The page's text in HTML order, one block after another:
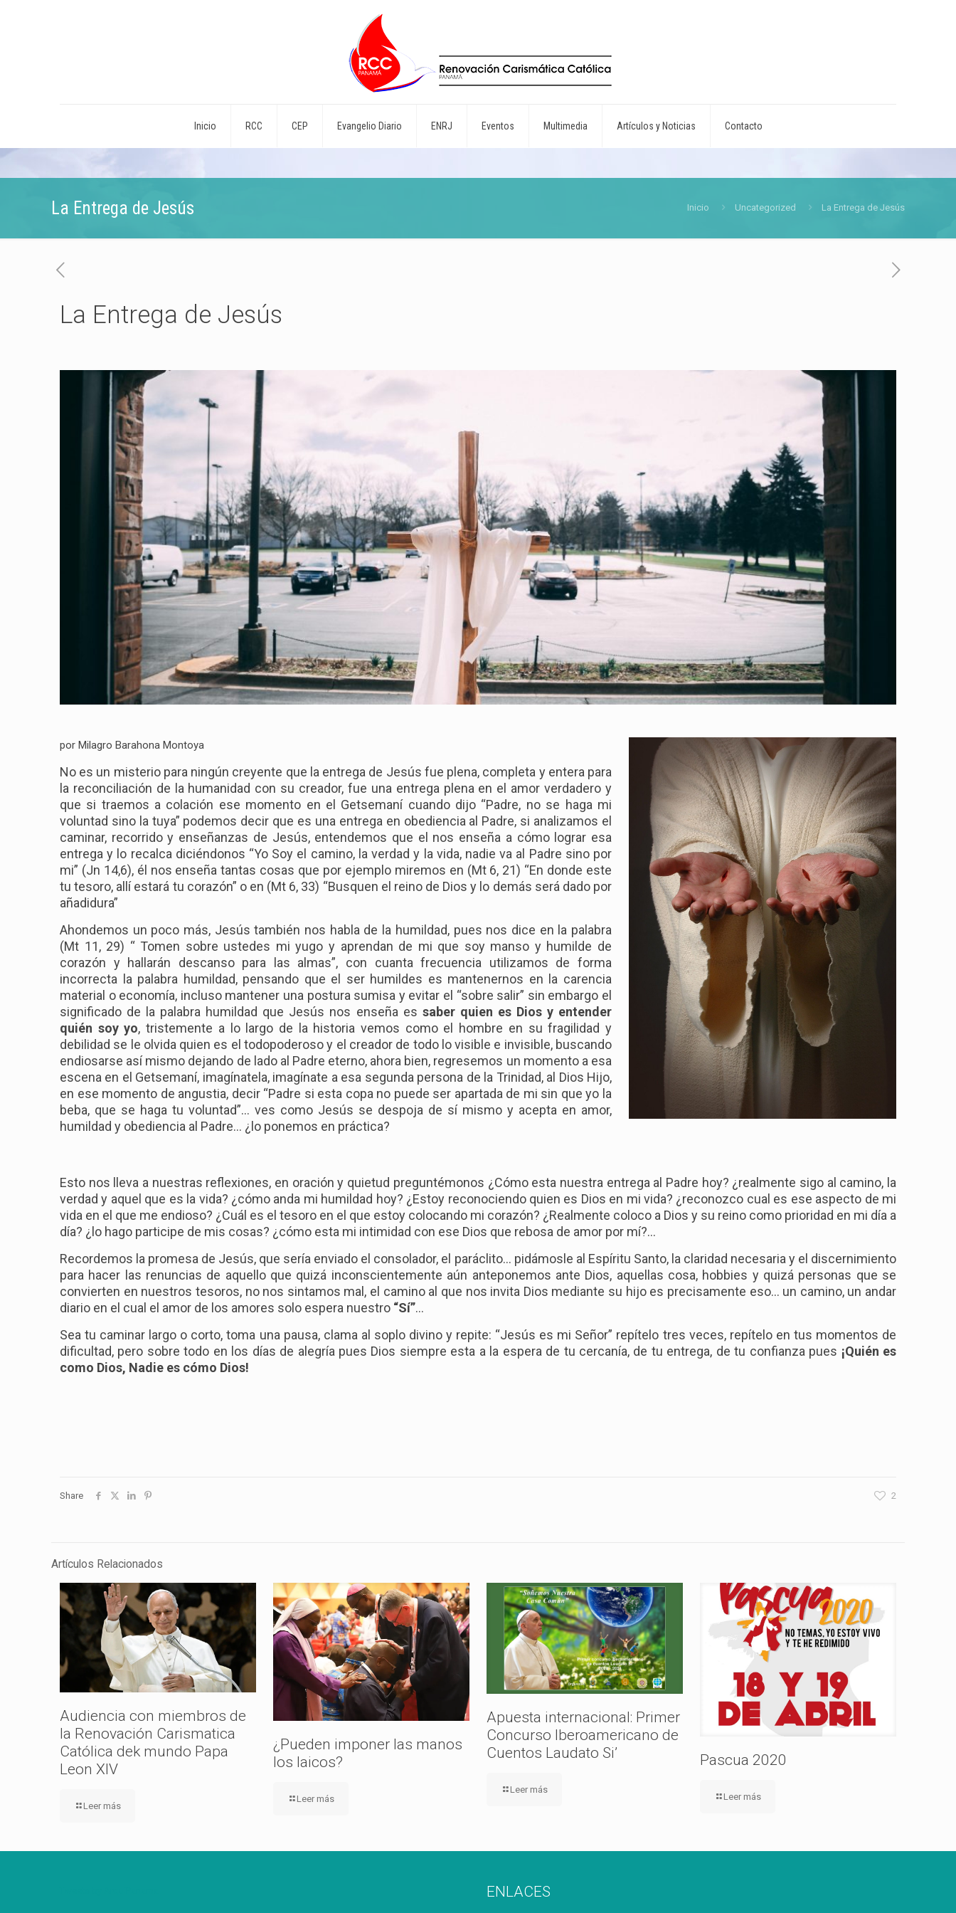
Inicio RCC CEP Evangelio Diario ENRJ Eventos Multimedia Artículos y Noticias Contacto
La Entrega de Jesús Inicio Uncategorized La Entrega de Jesús
La Entrega de Jesús
por Milagro Barahona Montoya
No es un misterio para ningún creyente que la entrega de Jesús fue plena, completa y entera para
la reconciliación de la humanidad con su creador, fue una entrega plena en el amor verdadero y
que si traemos a colación ese momento en el Getsemaní cuando dijo “Padre, no se haga mi
voluntad sino la tuya” podemos decir que es una entrega en obediencia al Padre, si analizamos el
caminar, recorrido y enseñanzas de Jesús, entendemos que el nos enseña a cómo lograr esa
entrega y lo recalca diciéndonos “Yo Soy el camino, la verdad y la vida, nadie va al Padre sino por
mi” (Jn 14,6), él nos enseña tantas cosas que por ejemplo miremos en (Mt 6, 21) “En donde este
tu tesoro, allí estará tu corazón” o en (Mt 6, 33) “Busquen el reino de Dios y lo demás será dado por
añadidura”
Ahondemos un poco más, Jesús también nos habla de la humildad, pues nos dice en la palabra
(Mt 11, 29) “ Tomen sobre ustedes mi yugo y aprendan de mi que soy manso y humilde de
corazón y hallarán descanso para las almas”, con cuanta frecuencia utilizamos de forma
incorrecta la palabra humildad, pensando que el ser humildes es mantenernos en la carencia
material o economía, incluso mantener una postura sumisa y evitar el “sobre salir” sin embargo el
significado de la palabra humildad que Jesús nos enseña es saber quien es Dios y entender
quién soy yo, tristemente a lo largo de la historia vemos como el hombre en su fragilidad y
debilidad se le olvida quien es el todopoderoso y el creador de todo lo visible e invisible, buscando
endiosarse así mismo dejando de lado al Padre eterno, ahora bien, regresemos un momento a esa
escena en el Getsemaní, imagínatela, imagínate a esa segunda persona de la Trinidad, al Dios Hijo,
en ese momento de angustia, decir “Padre si esta copa no puede ser apartada de mi sin que yo la
beba, que se haga tu voluntad”… ves como Jesús se despoja de sí mismo y acepta en amor,
humildad y obediencia al Padre… ¿lo ponemos en práctica?
Esto nos lleva a nuestras reflexiones, en oración y quietud preguntémonos ¿Cómo esta nuestra entrega al Padre hoy? ¿realmente sigo al camino, la
verdad y aquel que es la vida? ¿cómo anda mi humildad hoy? ¿Estoy reconociendo quien es Dios en mi vida? ¿reconozco cual es ese aspecto de mi
vida en el que me endioso? ¿Cuál es el tesoro en el que estoy colocando mi corazón? ¿Realmente coloco a Dios y su reino como prioridad en mi día a
día? ¿lo hago participe de mis cosas? ¿cómo esta mi intimidad con ese Dios que rebosa de amor por mí?...
Recordemos la promesa de Jesús, que sería enviado el consolador, el paráclito… pidámosle al Espíritu Santo, la claridad necesaria y el discernimiento
para hacer las renuncias de aquello que quizá inconscientemente aún anteponemos ante Dios, aquellas cosa, hobbies y quizá personas que se
convierten en nuestros tesoros, no nos sintamos mal, el camino al que nos invita Dios mediante su hijo es precisamente eso… un camino, un andar
diario en el cual el amor de los amores solo espera nuestro “Sí”…
Sea tu caminar largo o corto, toma una pausa, clama al soplo divino y repite: “Jesús es mi Señor” repítelo tres veces, repítelo en tus momentos de
dificultad, pero sobre todo en los días de alegría pues Dios siempre esta a la espera de tu cercanía, de tu entrega, de tu confianza pues ¡Quién es
como Dios, Nadie es cómo Dios!
Share 2
Artículos Relacionados
Audiencia con miembros de
la Renovación Carismatica
Católica dek mundo Papa
Leon XIV
Leer más
¿Pueden imponer las manos
los laicos?
Leer más
Apuesta internacional: Primer
Concurso Iberoamericano de
Cuentos Laudato Si’
Leer más
Pascua 2020
Leer más
ENLACES